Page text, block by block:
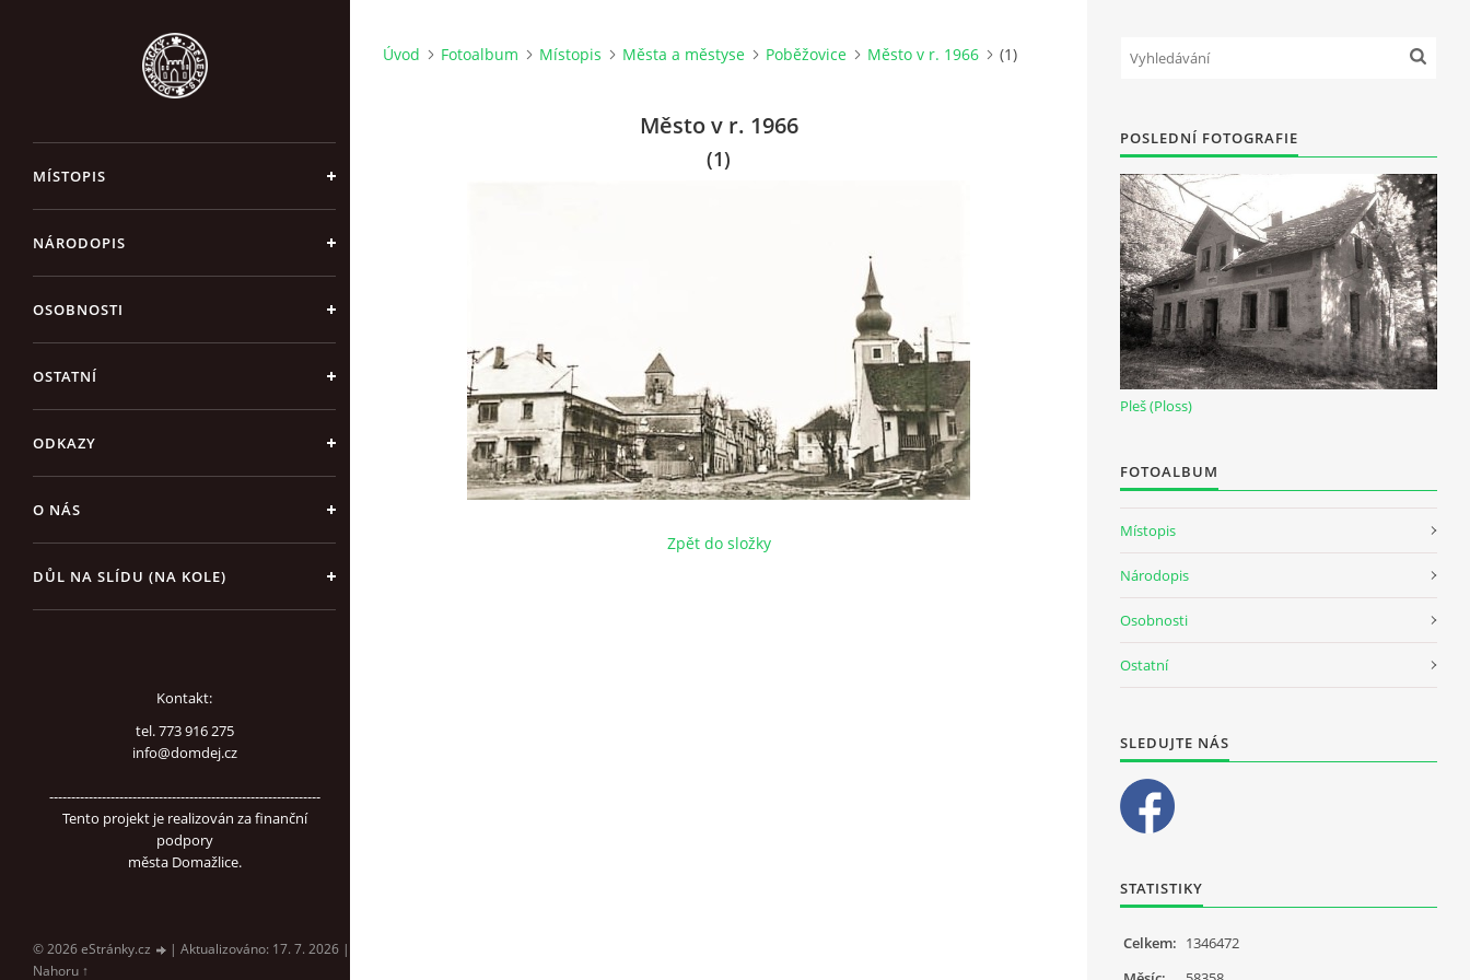
MÍSTOPIS
NÁRODOPIS
OSOBNOSTI
OSTATNÍ
ODKAZY
O NÁS
DŮL NA SLÍDU (NA KOLE)
Kontakt:
tel. 773 916 275
info@domdej.cz
--------------------------------------------------------------
Tento projekt je realizován za finanční
podpory
města Domažlice.
© 2026 eStránky.cz | Aktualizováno: 17. 7. 2026 |
Nahoru ↑
Úvod Fotoalbum Místopis Města a městyse Poběžovice Město v r. 1966 (1)
Město v r. 1966
(1)
Zpět do složky
POSLEDNÍ FOTOGRAFIE
Pleš (Ploss)
FOTOALBUM
Místopis
Národopis
Osobnosti
Ostatní
SLEDUJTE NÁS
STATISTIKY
Celkem: 1346472